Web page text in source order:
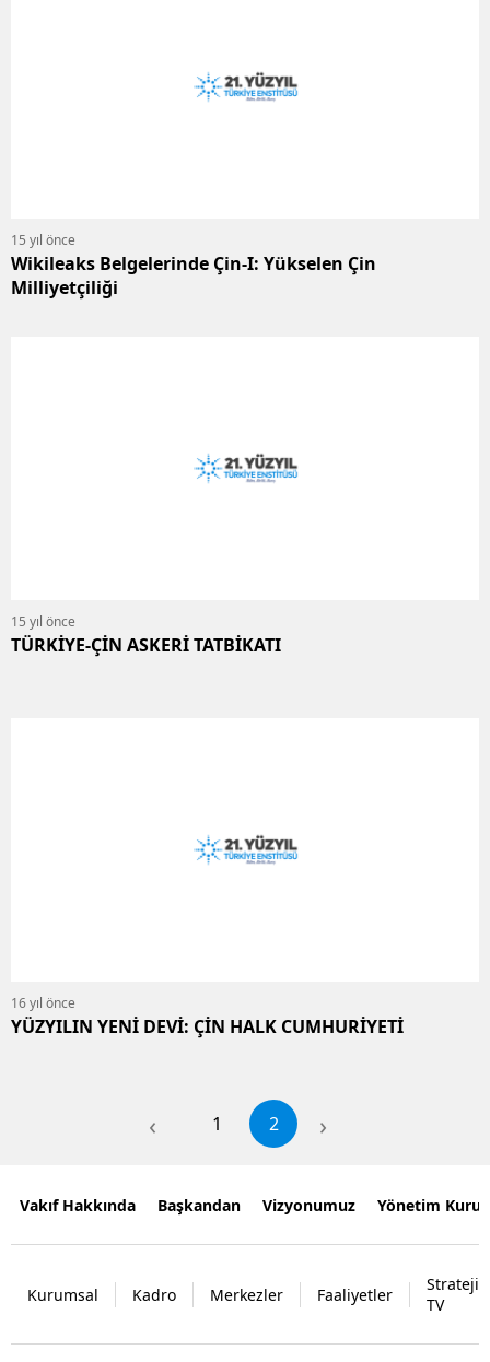
15 yıl önce
Wikileaks Belgelerinde Çin-I: Yükselen Çin
Milliyetçiliği
15 yıl önce
TÜRKİYE-ÇİN ASKERİ TATBİKATI
16 yıl önce
YÜZYILIN YENİ DEVİ: ÇİN HALK CUMHURİYETİ
‹ 1 2 ›
Vakıf Hakkında Başkandan Vizyonumuz Yönetim
Kurumsal Kadro Merkezler Faaliyetler
Strateji
TV